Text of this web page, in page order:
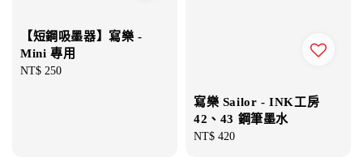
【短鋼吸墨器】寫樂 -
Mini 專用
Regular
NT$ 250
寫樂 Sailor - INK工房
42、43 鋼筆墨水
Regular
NT$ 420